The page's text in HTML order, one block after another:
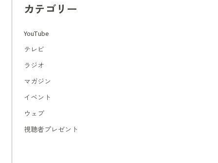
カテゴリー
YouTube
テレビ
ラジオ
マガジン
イベント
ウェブ
視聴者プレゼント